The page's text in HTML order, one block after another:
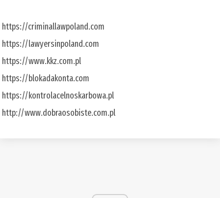
https://criminallawpoland.com
https://lawyersinpoland.com
https://www.kkz.com.pl
https://blokadakonta.com
https://kontrolacelnoskarbowa.pl
http://www.dobraosobiste.com.pl